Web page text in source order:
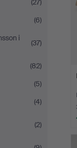
(27)
(6)
i
(37)
(82)
(5)
(4)
(2)